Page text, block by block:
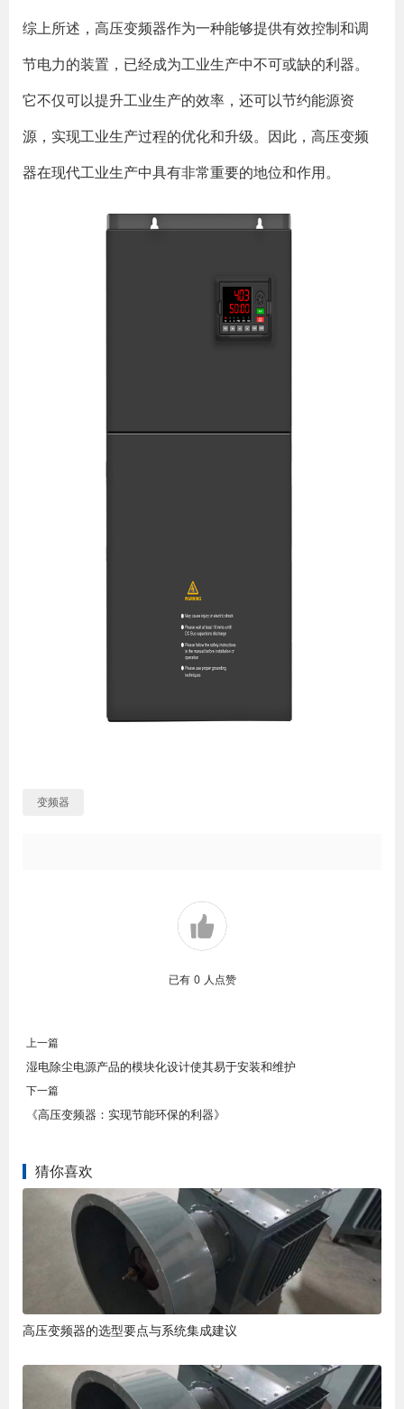
综上所述，高压变频器作为一种能够提供有效控制和调
节电力的装置，已经成为工业生产中不可或缺的利器。
它不仅可以提升工业生产的效率，还可以节约能源资
源，实现工业生产过程的优化和升级。因此，高压变频
器在现代工业生产中具有非常重要的地位和作用。
变频器
已有 0 人点赞
上一篇
湿电除尘电源产品的模块化设计使其易于安装和维护
下一篇
《高压变频器：实现节能环保的利器》
猜你喜欢
高压变频器的选型要点与系统集成建议